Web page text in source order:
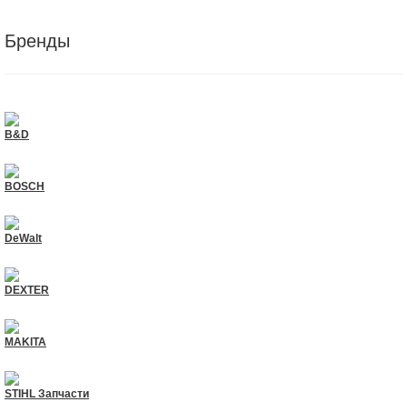
Бренды
B&D
BOSCH
DeWalt
DEXTER
MAKITA
STIHL Запчасти